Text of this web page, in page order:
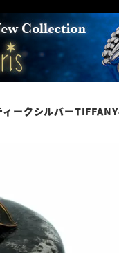
ルバーTIFFANY&COラ